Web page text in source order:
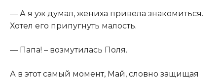
— А я уж думал, жениха привела знакомиться.
Хотел его припугнуть малость.
— Папа! – возмутилась Поля.
А в этот самый момент, Май, словно защищая